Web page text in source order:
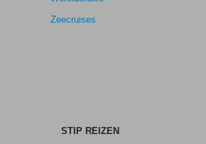
Zeecruises
STIP REIZEN